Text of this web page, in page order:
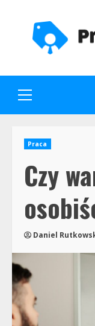
content
Primary
Menu
Praca
Czy
Daniel